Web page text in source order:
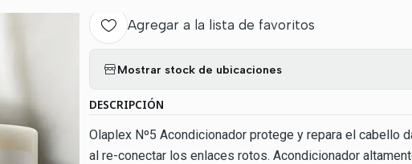
Agregar a la lista de favoritos
Mostrar stock de ubicaciones
DESCRIPCIÓN
Olaplex Nº5 Acondicionador protege y repara el cabello
al re-conectar los enlaces rotos. Acondicionador